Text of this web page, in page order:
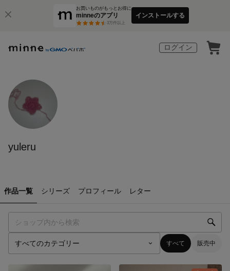
お買いものがもっとお得に
minneのアプリ
3万件以上
インストールする
ログイン
yuleru
作品一覧 シリーズ プロフィール レター
すべて 販売中